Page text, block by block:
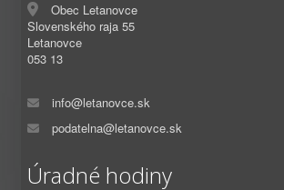
Obec Letanovce
Slovenského raja 55
Letanovce
053 13
info@letanovce.sk
podatelna@letanovce.sk
Úradné hodiny